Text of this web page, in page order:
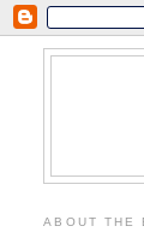
ABOUT THE